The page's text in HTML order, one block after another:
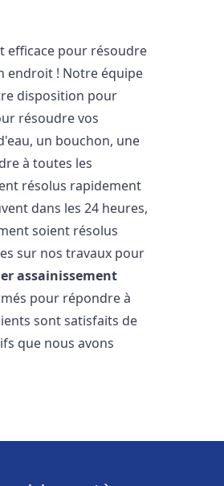
efficace pour résoudre
endroit ! Notre équipe
disposition pour
résoudre vos
un bouchon, une
à toutes les
résolus rapidement
dans les 24 heures,
soient résolus
sur nos travaux pour
assainissement
pour répondre à
sont satisfaits de
que nous avons